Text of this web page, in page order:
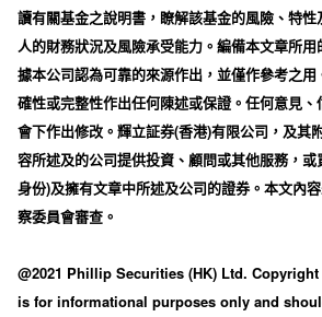
讀有關基金之說明書，瞭解該基金的風險、特
人的財務狀況及風險承受能力。編備本文章所
據本公司認為可靠的來源作出，並僅作參考之
確性或完整性作出任何陳述或保證。任何意見
會下作出修改。輝立証券(香港)有限公司，及其
容所述及的公司提供投資、顧問或其他服務，
身份)及擁有文章中所述及公司的證券。本文內
察委員會審查。
@2021 Phillip Securities (HK) Ltd.
is for informational purposes only and